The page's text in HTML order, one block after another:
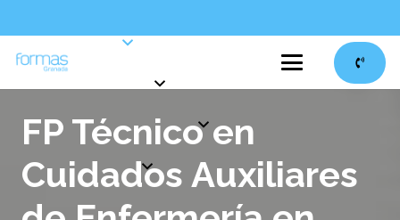
FP Técnico en
Cuidados Auxiliares